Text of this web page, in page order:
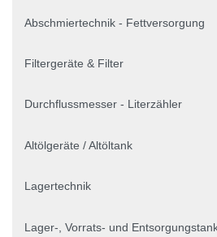
Abschmiertechnik - Fettversorgung
Filtergeräte & Filter
Durchflussmesser - Literzähler
Altölgeräte / Altöltank
Lagertechnik
Lager-, Vorrats- und